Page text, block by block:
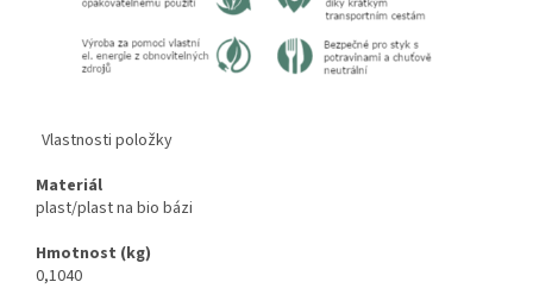
Vlastnosti položky
Materiál
plast/plast na bio bázi
Hmotnost (kg)
0,1040